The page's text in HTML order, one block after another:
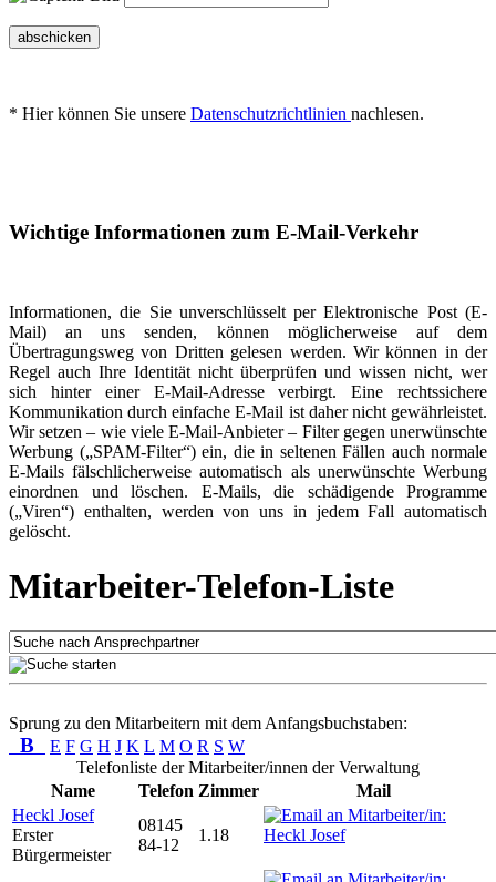
abschicken
* Hier können Sie unsere Datenschutzrichtlinien nachlesen.
Wichtige Informationen zum E-Mail-Verkehr
Informationen, die Sie unverschlüsselt per Elektronische Post (E-
Mail) an uns senden, können möglicherweise auf dem
Übertragungsweg von Dritten gelesen werden. Wir können in der
Regel auch Ihre Identität nicht überprüfen und wissen nicht, wer
sich hinter einer E-Mail-Adresse verbirgt. Eine rechtssichere
Kommunikation durch einfache E-Mail ist daher nicht gewährleistet.
Wir setzen – wie viele E-Mail-Anbieter – Filter gegen unerwünschte
Werbung („SPAM-Filter“) ein, die in seltenen Fällen auch normale
E-Mails fälschlicherweise automatisch als unerwünschte Werbung
einordnen und löschen. E-Mails, die schädigende Programme
(„Viren“) enthalten, werden von uns in jedem Fall automatisch
gelöscht.
Mitarbeiter-Telefon-Liste
Sprung zu den Mitarbeitern mit dem Anfangsbuchstaben:
B E F G H J K L M O R S W
Telefonliste der Mitarbeiter/innen der Verwaltung
Name
Telefon Zimmer
Mail
Heckl Josef
Erster
Bürgermeister
08145
84-12
1.18